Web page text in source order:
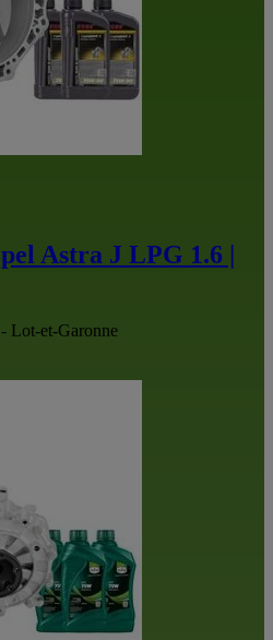
Astra J LPG 1.6 |
Lot-et-Garonne